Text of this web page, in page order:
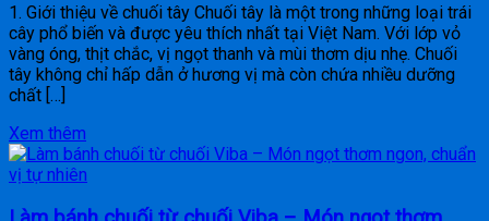
1. Giới thiệu về chuối tây Chuối tây là một trong những loại trái
cây phổ biến và được yêu thích nhất tại Việt Nam. Với lớp vỏ
vàng óng, thịt chắc, vị ngọt thanh và mùi thơm dịu nhẹ. Chuối
tây không chỉ hấp dẫn ở hương vị mà còn chứa nhiều dưỡng
chất […]
Xem thêm